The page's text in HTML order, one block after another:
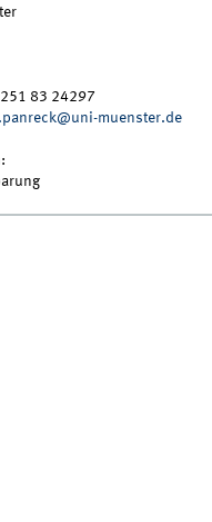
83 24297
muenster.de